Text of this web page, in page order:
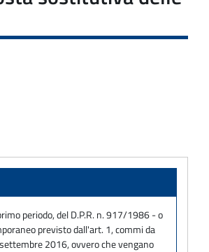
periodo, del D.P.R. n. 917/1986 - o
previsto dall'art. 1, commi da
2016, ovvero che vengano